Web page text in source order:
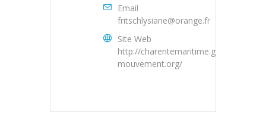
Email
fritschlysiane@orange.fr
Site Web
http://charentemaritime.generations-
mouvement.org/